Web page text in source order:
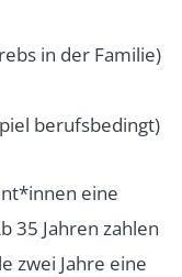
in der Familie)
berufsbedingt)
eine
35 Jahren zahlen
zwei Jahre eine